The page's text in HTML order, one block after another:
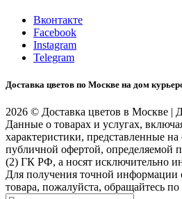
Вконтакте
Facebook
Instagram
Telegram
Доставка цветов по Москве на дом
2026 © Доставка цветов в Москве |
Данные о товарах и услугах,
характеристики, представленные на
публичной офертой, определяемой
(2) ГК РФ, а носят исключительно
Для получения точной информации
товара, пожалуйста, обращайтесь